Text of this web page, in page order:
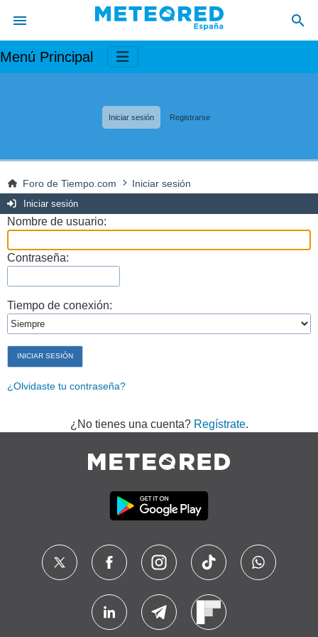
Menú Principal
Iniciar sesión Registrarse
Foro de Tiempo.com Iniciar sesión
Iniciar sesión
Nombre de usuario:
Contraseña:
Tiempo de conexión:
¿Olvidaste tu contraseña?
¿No tienes una cuenta? Regístrate.